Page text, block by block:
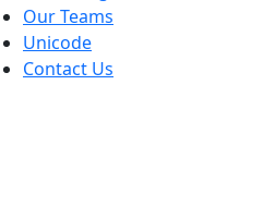
Our Teams
Unicode
Contact Us